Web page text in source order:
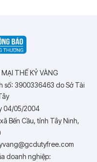
THẾ KỶ VÀNG
số: 3900336463 do Sở Tài
04/05/2004
Bến Cầu, tỉnh Tây Ninh,
doanh nghiệp: